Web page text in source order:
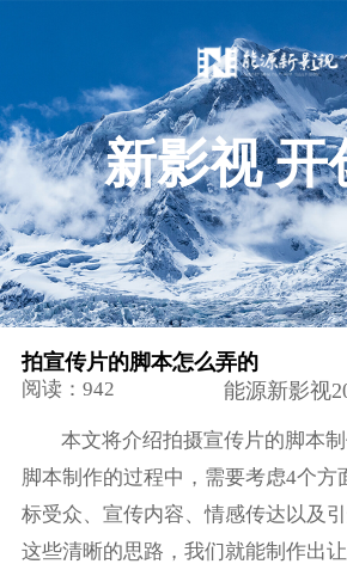
新影视 开
拍宣传片的脚本怎么弄的
阅读：942 能源新影视
本文将介绍拍摄宣传片的脚本
脚本制作的过程中，需要考虑4个方
标受众、宣传内容、情感传达以及
这些清晰的思路，我们就能制作出